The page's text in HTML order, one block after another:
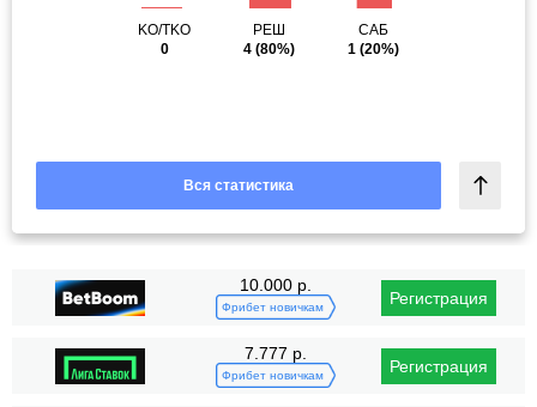
KO/TKO
0
РЕШ
4 (80%)
САБ
1 (20%)
Вся статистика
10.000 р.
Фрибет новичкам Регистрация
7.777 р.
Фрибет новичкам Регистрация